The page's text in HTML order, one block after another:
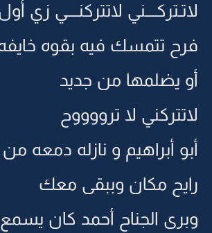
لاتـتركــــني لاتتركنــــي زي
فرح تتمسك فيه بقوه
أو يضلمها من جديد
لاتتركني لا ترووووح
أبو أبراهيم و نازله دمعه
رايح مكان وببقى معك
وبرى الجناح أحمد كان يسمع